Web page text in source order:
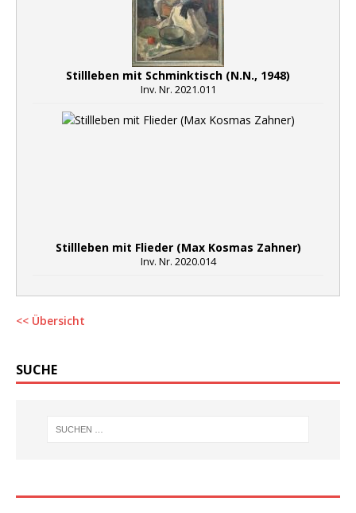
Stillleben mit Schminktisch (N.N., 1948)
Inv. Nr. 2021.011
Stillleben mit Flieder (Max Kosmas Zahner)
Inv. Nr. 2020.014
<< Übersicht
SUCHE